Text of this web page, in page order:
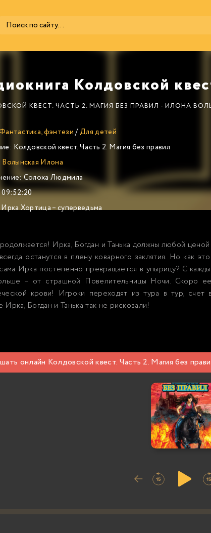
КВЕСТ. ЧАСТЬ 2. МАГИЯ БЕЗ ПРАВИЛ - ИЛОНА
фэнтези/Для детей
Колдовской квест. Часть 2. Магия без правил
Волынская Илона
Солоха Людмила
09:52:20
Хортица – суперведьма
Ирка, Богдан и Танька должны любой
останутся в плену коварного заклятия. Но как
Ирка постепенно превращается в упырицу? С
– от страшной Повелительницы Ночи. Скоро
крови! Игроки переходят из тура в тур,
Ирка, Богдан и Танька так не рисковали!
онлайн Колдовской квест. Часть 2. Магия без